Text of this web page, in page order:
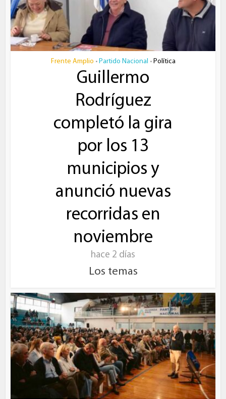
Frente Amplio • Partido Nacional • Política
Guillermo
Rodríguez
completó la gira
por los 13
municipios y
anunció nuevas
recorridas en
noviembre
hace 2 días
Los temas